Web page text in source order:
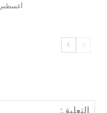
أغسطس 9,